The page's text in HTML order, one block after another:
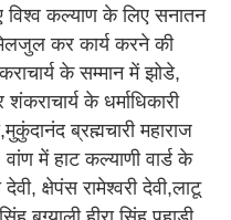
विश्व कल्याण के लिए सनातन
कर कार्य करने की
के सम्मान में झोडे,
के धर्माधिकारी
ब्रह्मचारी महाराज
में हाट कल्याणी वार्ड के
क्षेपंस रामेश्वरी देवी,लाटू